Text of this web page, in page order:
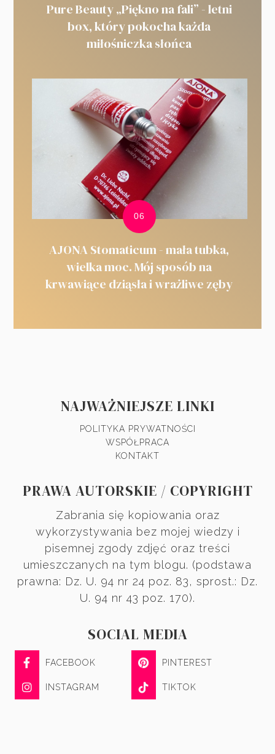
Pure Beauty „Piękno na fali” - letni
box, który pokocha każda
miłośniczka słońca
AJONA Stomaticum - mała tubka,
wielka moc. Mój sposób na
krwawiące dziąsła i wrażliwe zęby
NAJWAŻNIEJSZE LINKI
POLITYKA PRYWATNOŚCI
WSPÓŁPRACA
KONTAKT
PRAWA AUTORSKIE / COPYRIGHT
Zabrania się kopiowania oraz
wykorzystywania bez mojej wiedzy i
pisemnej zgody zdjęć oraz treści
umieszczanych na tym blogu. (podstawa
prawna: Dz. U. 94 nr 24 poz. 83, sprost.: Dz.
U. 94 nr 43 poz. 170).
SOCIAL MEDIA
FACEBOOK PINTEREST
INSTAGRAM TIKTOK